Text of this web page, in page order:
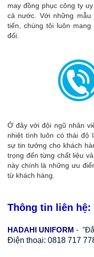
may đồng phục công ty
cả nước. Với những mẫu
tiến, chúng tôi luôn
đối.
Ở đây với đội ngũ nhân
nhiệt tình luôn có thái độ
sự tin tưởng cho khách
trọng đến từng chất liệu
này chính là những ưu
từ khách hàng.
Thông tin liên hệ:
HADAHI UNIFORM -
Điện thoại: 0818 717